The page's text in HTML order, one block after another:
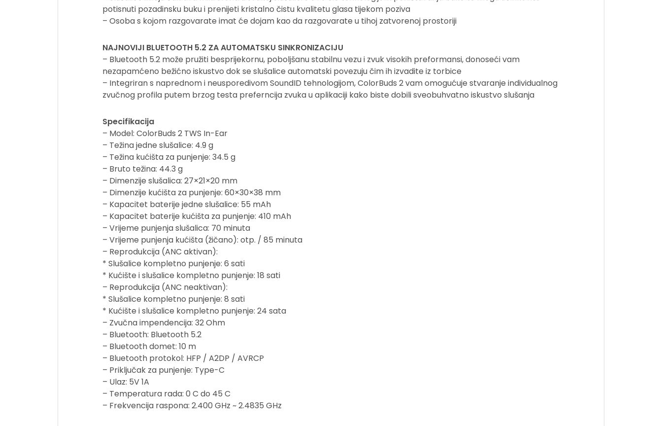
potisnuti pozadinsku buku i prenijeti kristalno čistu kvalitetu glasa tijekom poziva
– Osoba s kojom razgovarate imat će dojam kao da razgovarate u tihoj zatvorenoj prostoriji
NAJNOVIJI BLUETOOTH 5.2 ZA AUTOMATSKU SINKRONIZACIJU
– Bluetooth 5.2 može pružiti besprijekornu, poboljšanu stabilnu vezu i zvuk visokih preformansi, donoseći vam
nezapamćeno bežićno iskustvo dok se slušalice automatski povezuju čim ih izvadite iz torbice
– Integriran s naprednom i neusporedivom SoundID tehnologijom, ColorBuds 2 vam omogućuje stvaranje individualnog
zvučnog profila putem brzog testa preferncija zvuka u aplikaciji kako biste dobili sveobuhvatno iskustvo slušanja
Specifikacija
– Model: ColorBuds 2 TWS In-Ear
– Težina jedne slušalice: 4.9 g
– Težina kućišta za punjenje: 34.5 g
– Bruto težina: 44.3 g
– Dimenzije slušalica: 27×21×20 mm
– Dimenzije kućišta za punjenje: 60×30×38 mm
– Kapacitet baterije jedne slušalice: 55 mAh
– Kapacitet baterije kućišta za punjenje: 410 mAh
– Vrijeme punjenja slušalica: 70 minuta
– Vrijeme punjenja kućišta (žičano): otp. / 85 minuta
– Reprodukcija (ANC aktivan):
* Slušalice kompletno punjenje: 6 sati
* Kućište i slušalice kompletno punjenje: 18 sati
– Reprodukcija (ANC neaktivan):
* Slušalice kompletno punjenje: 8 sati
* Kućište i slušalice kompletno punjenje: 24 sata
– Zvučna impendencija: 32 Ohm
– Bluetooth: Bluetooth 5.2
– Bluetooth domet: 10 m
– Bluetooth protokol: HFP / A2DP / AVRCP
– Priključak za punjenje: Type-C
– Ulaz: 5V 1A
– Temperatura rada: 0 C do 45 C
– Frekvencija raspona: 2.400 GHz ~ 2.4835 GHz